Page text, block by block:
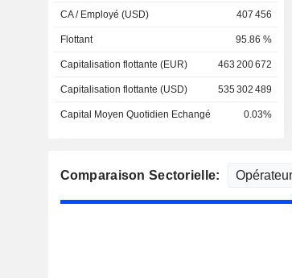
CA / Employé (USD) 407 456
Flottant 95.86 %
Capitalisation flottante (EUR) 463 200 672
Capitalisation flottante (USD) 535 302 489
Capital Moyen Quotidien Echangé 0.03%
Comparaison Sectorielle: